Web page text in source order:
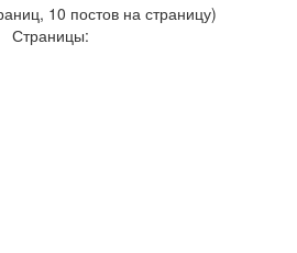
10 постов на страницу)
Страницы: